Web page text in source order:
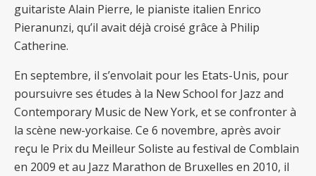
guitariste Alain Pierre, le pianiste italien Enrico
Pieranunzi, qu’il avait déjà croisé grâce à Philip
Catherine.
En septembre, il s’envolait pour les Etats-Unis, pour
poursuivre ses études à la New School for Jazz and
Contemporary Music de New York, et se confronter à
la scène new-yorkaise. Ce 6 novembre, après avoir
reçu le Prix du Meilleur Soliste au festival de Comblain
en 2009 et au Jazz Marathon de Bruxelles en 2010, il